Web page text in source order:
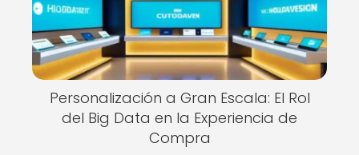
Personalización a Gran Escala: El Rol
del Big Data en la Experiencia de
Compra